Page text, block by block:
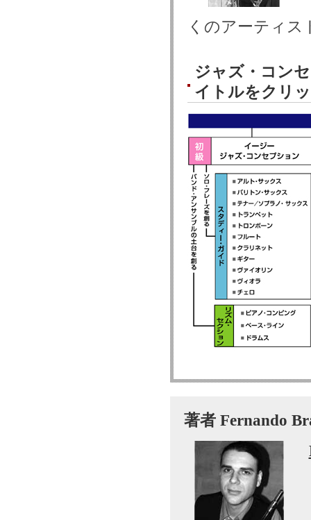
くのアーティス
ジャズ・コン
イトルをクリ
著者 Fernando